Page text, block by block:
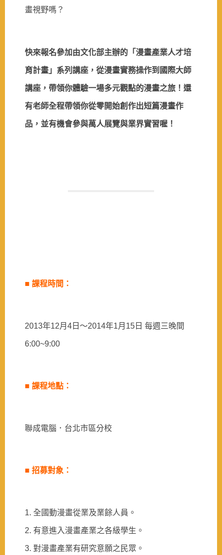
畫視野嗎？
快來報名參加由文化部主辦的「漫畫產業人才培
育計畫」系列講座，從漫畫實務操作到國際大師
講座，帶領你體驗一場多元觀點的漫畫之旅！還
有老師全程帶領你從零開始創作出短篇漫畫作
品，並有機會參與萬人展覽與業界實習喔！
■ 課程時間：
2013年12月 4 日 ～2014年1月 15 日 每週三晚間
6:00~9:00
■ 課程地點：
聯成電腦．台北市區分校
■ 招募對象：
1. 全國動漫畫從業及業餘人員。
2. 有意進入漫畫產業之各級學生。
3. 對漫畫產業有研究意願之民眾。